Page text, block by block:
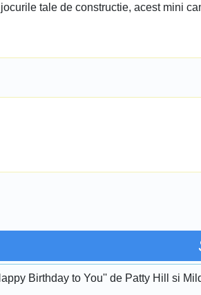
tale de constructie, acest mini
Birthday to You'' de Patty Hill si